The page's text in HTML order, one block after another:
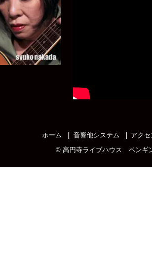
ホーム 音響他システム
アクセ
© 高円寺ライブハウス ペンギ